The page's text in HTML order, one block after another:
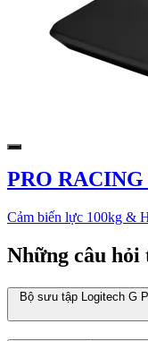
PRO
Cảm biến lực 100kg &
Những câu hỏi
Bộ sưu tập Logitech G